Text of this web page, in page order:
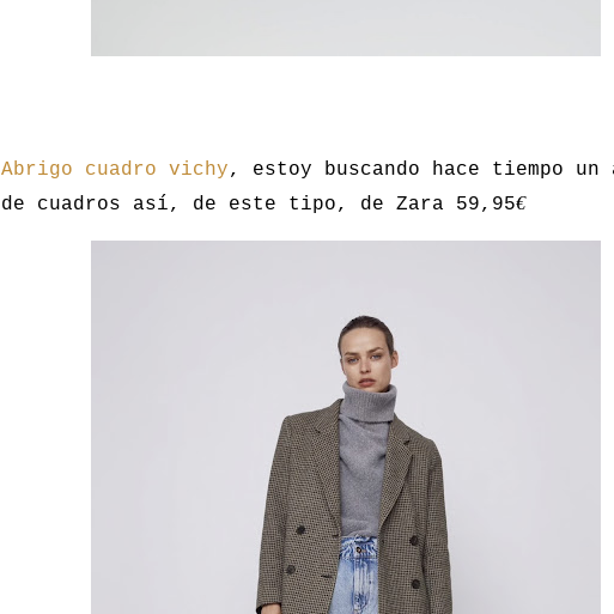
Abrigo cuadro vichy, estoy buscando hace tiempo un
de cuadros así, de este tipo, de Zara 59,95€